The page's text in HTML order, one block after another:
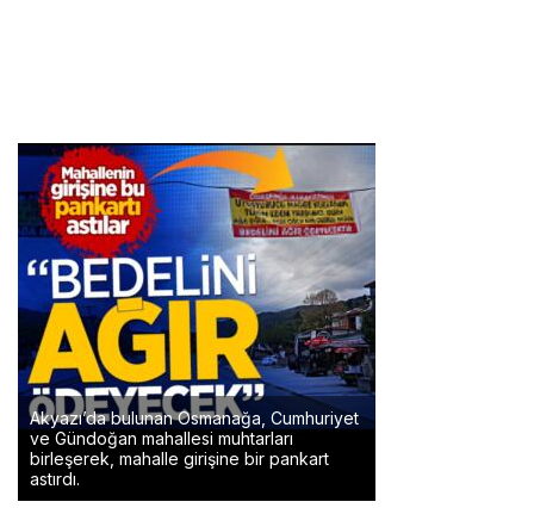
Akyazı’da bulunan Osmanağa, Cumhuriyet
ve Gündoğan mahallesi muhtarları
birleşerek, mahalle girişine bir pankart
astırdı.